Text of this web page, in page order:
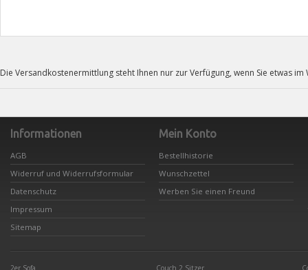
Die Versandkostenermittlung steht Ihnen nur zur Verfügung, wenn Sie etwas
Informationen
AGB
Widerruf und Widerrufsformular
Datenschutz
Impressum
Sitemap
Mein Konto
Bestellhistorie
Wunschzettel
Werben Sie einen Freund
2er Sofa Couch 2 Sitzer